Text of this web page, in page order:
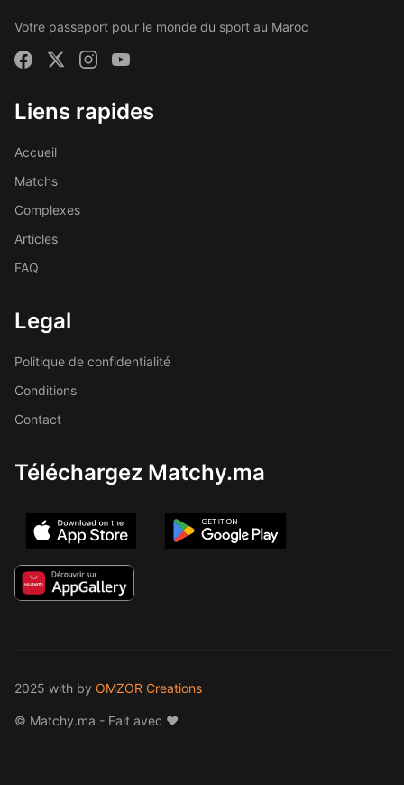
Votre passeport pour le monde du sport au Maroc
Liens rapides
Accueil
Matchs
Complexes
Articles
FAQ
Legal
Politique de confidentialité
Conditions
Contact
Téléchargez Matchy.ma
2025 with by OMZOR Creations
© Matchy.ma - Fait avec ❤️